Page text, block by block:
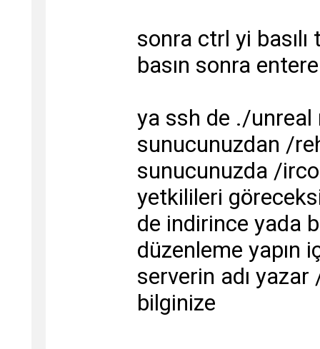
sonra ctrl yi
basın sonra
ya ssh de ./unreal
sunucunuzdan /
sunucunuzda /
yetkilileri
de indirince yada
düzenleme yapın
serverin adı
bilginize